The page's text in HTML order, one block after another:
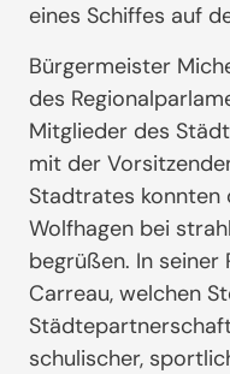
eines Schiffes auf
Bürgermeister
des
Mitglieder des
mit der
Stadtrates konnten
Wolfhagen bei
begrüßen. In seiner
Carreau, welchen
schulischer,